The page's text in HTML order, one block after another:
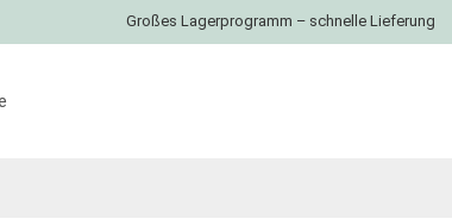
Großes Lagerprogramm – schnelle Lieferung